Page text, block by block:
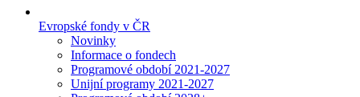
Evropské fondy v ČR
Novinky
Informace o fondech
Programové období 2021-2027
Unijní programy 2021-2027